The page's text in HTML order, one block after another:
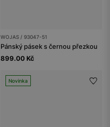
WOJAS / 93047-51
Pánský pásek s černou přezkou
899.00 Kč
Novinka